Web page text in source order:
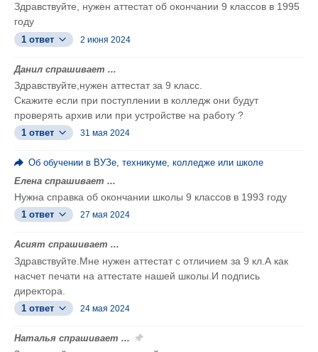
Здравствуйте, нужен аттестат об окончании 9 классов в 1995
году
1 ответ 2 июня 2024
Данил спрашивает ...
Здравствуйте,нужен аттестат за 9 класс.
Скажите если при поступлении в колледж они будут
проверять архив или при устройстве на работу ?
1 ответ 31 мая 2024
Об обучении в ВУЗе, техникуме, колледже или школе
Елена спрашивает ...
Нужна справка об окончании школы 9 классов в 1993 году
1 ответ 27 мая 2024
Асият спрашивает ...
Здравствуйте.Мне нужен аттестат с отличием за 9 кл.А как
насчет печати на аттестате нашей школы.И подпись
директора.
1 ответ 24 мая 2024
Наталья спрашивает ...